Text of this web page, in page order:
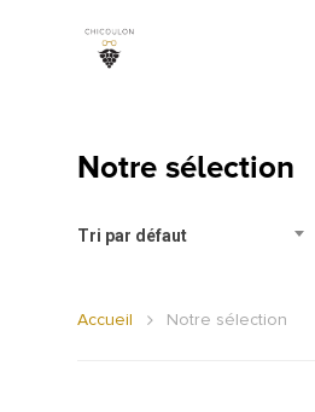
Notre sélection
Tri par défaut
Accueil Notre sélection